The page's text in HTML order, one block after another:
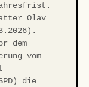
Olav
dem
vom
die